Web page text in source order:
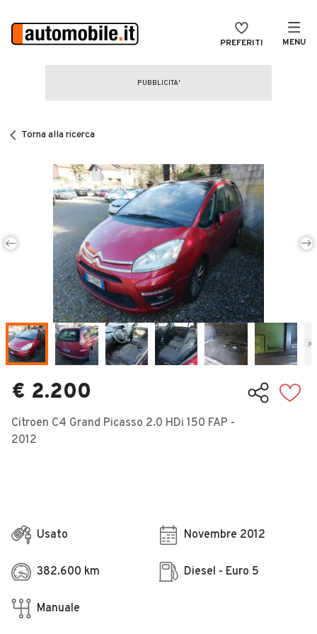
PREFERITI MENU
CERCA
Auto Nuove
Noleggio a lungo termine
Auto d'epoca
Moto
Camper
Veicoli Commerciali
Concessionari
Torna alla ricerca
€ 2.200
Citroen C4 Grand Picasso 2.0 HDi 150 FAP -
2012
Usato Novembre 2012
382.600 km Diesel - Euro 5
Manuale